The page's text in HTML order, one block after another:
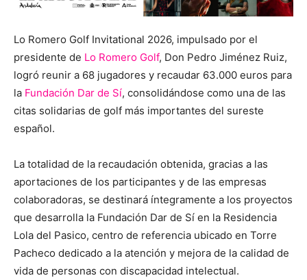
Lo Romero Golf Invitational 2026, impulsado por el
presidente de Lo Romero Golf, Don Pedro Jiménez Ruiz,
logró reunir a 68 jugadores y recaudar 63.000 euros para
la Fundación Dar de Sí, consolidándose como una de las
citas solidarias de golf más importantes del sureste
español.
La totalidad de la recaudación obtenida, gracias a las
aportaciones de los participantes y de las empresas
colaboradoras, se destinará íntegramente a los proyectos
que desarrolla la Fundación Dar de Sí en la Residencia
Lola del Pasico, centro de referencia ubicado en Torre
Pacheco dedicado a la atención y mejora de la calidad de
vida de personas con discapacidad intelectual.